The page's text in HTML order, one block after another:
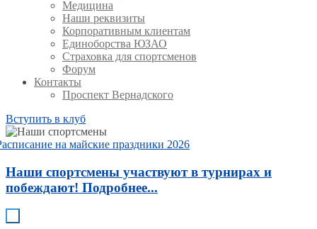
Медицина
Наши реквизиты
Корпоративным клиентам
Единоборства ЮЗАО
Страховка для спортсменов
Форум
Контакты
Проспект Вернадского
Вступить в клуб
на майские праздники 2026
Наши спортсмены участвуют в турнирах и
побеждают! Подробнее...